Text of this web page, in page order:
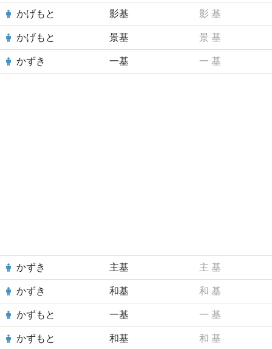
かげもと 影基 影 基
かげもと 景基 景 基
かずき 一基 一 基
かずき 主基 主 基
かずき 和基 和 基
かずもと 一基 一 基
かずもと 和基 和 基